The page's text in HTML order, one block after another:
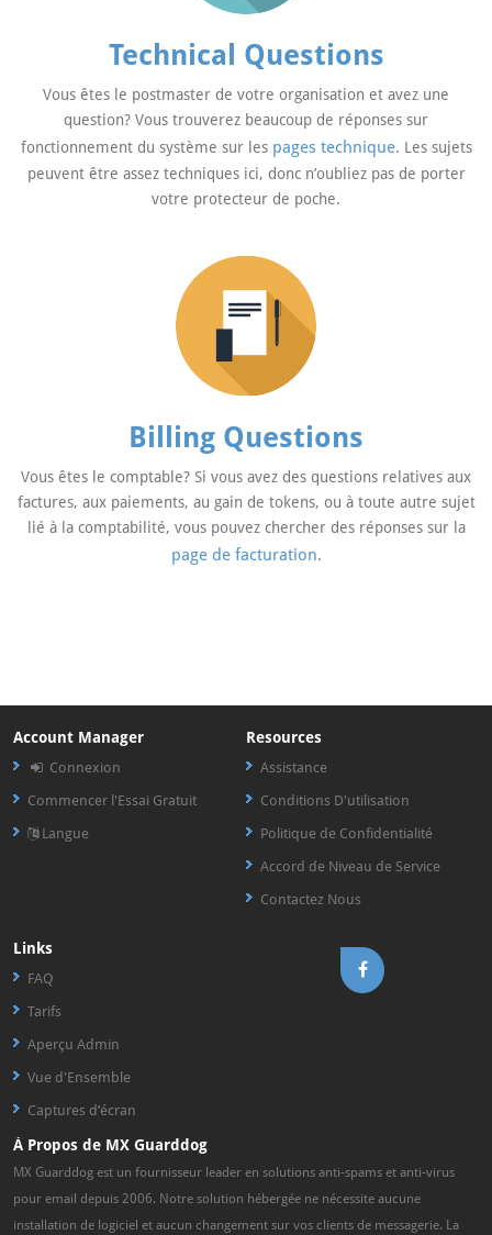
Technical Questions
Vous êtes le postmaster de votre organisation et avez une
question? Vous trouverez beaucoup de réponses sur
fonctionnement du système sur les pages technique. Les sujets
peuvent être assez techniques ici, donc n’oubliez pas de porter
votre protecteur de poche.
Billing Questions
Vous êtes le comptable? Si vous avez des questions relatives aux
factures, aux paiements, au gain de tokens, ou à toute autre sujet
lié à la comptabilité, vous pouvez chercher des réponses sur la
page de facturation.
Account Manager
Connexion
Commencer l'Essai Gratuit
Langue
Resources
Assistance
Conditions D'utilisation
Politique de Confidentialité
Accord de Niveau de Service
Contactez Nous
Links
FAQ
Tarifs
Aperçu Admin
Vue d'Ensemble
Captures d’écran
À Propos de MX Guarddog
MX Guarddog est un fournisseur leader en solutions anti-spams et anti-virus
pour email depuis 2006. Notre solution hébergée ne nécessite aucune
installation de logiciel et aucun changement sur vos clients de messagerie. La